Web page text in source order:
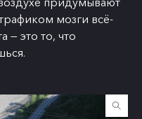
мозги всё-
— это то, что